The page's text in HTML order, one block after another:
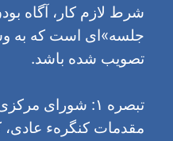
شرط لازم کار، آگاه
جلسه»‌ای است که به
تصویب شده باشد.
تبصره ۱: شورای
مقدمات کنگرهء عادی،